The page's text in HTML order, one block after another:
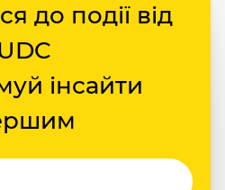
до події від
інсайти